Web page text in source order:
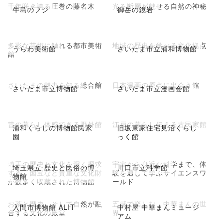
牛島のフジ
千年咲き誇る圧巻の藤名木 御岳の鏡岩
光る断層が魅せる自然の神秘
うらわ美術館
多彩な芸術に触れる都市美術
館
さいたま市立浦和博物館
地域の歴史を学べる文化拠点
さいたま市立博物館
さいたまの魅力を知る総合館 さいたま市立漫画会館
日本漫画の原点に出会う館
浦和くらしの博物館民家
園
昔の暮らし体感できる野外館
旧坂東家住宅見沼くらし
っく館
江戸の暮らし伝える古民家館
埼玉県立 歴史と民俗の博
物館
埼玉の歴史と文化を深く探求
する、国宝など貴重な文化財
が数多く収蔵された博物館
川口市立科学館
宇宙から身近な科学まで、体
験を通して学ぶサイエンスワ
ールド
入間市博物館 ALIT
お茶と歴史、そして自然が融
合する文化の殿堂
中村屋 中華まんミュージ
アム
五感で楽しむ、中華まんの世
界